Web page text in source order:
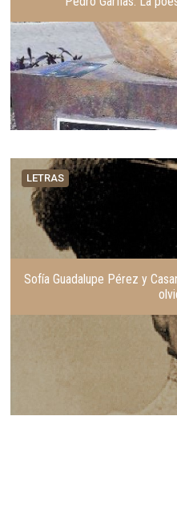
LETRAS
Sofía Guadalupe Pérez y